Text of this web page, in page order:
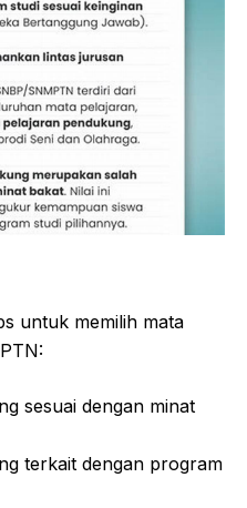
untuk memilih mata
sesuai dengan minat
terkait dengan program